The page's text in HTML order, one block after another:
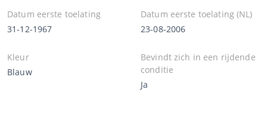
Datum eerste toelating
31-12-1967
Datum eerste toelating (NL)
23-08-2006
Kleur
Blauw
Bevindt zich in een rijdende
conditie
Ja